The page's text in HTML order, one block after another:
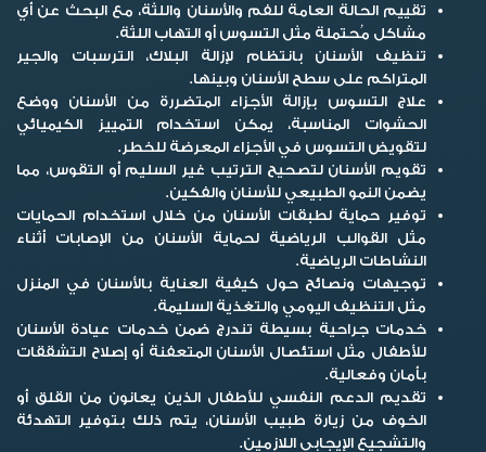
تقييم الحالة العامة للفم والأسنان واللثة، مع البحث عن أي
مشاكل مُحتملة مثل التسوس أو التهاب اللثة.
تنظيف الأسنان بانتظام لإزالة البلاك، الترسبات والجير
المتراكم على سطح الأسنان وبينها.
علاج التسوس بإزالة الأجزاء المتضررة من الأسنان ووضع
الحشوات المناسبة، يمكن استخدام التمييز الكيميائي
لتقويض التسوس في الأجزاء المعرضة للخطر.
تقويم الأسنان لتصحيح الترتيب غير السليم أو التقوس، مما
يضمن النمو الطبيعي للأسنان والفكين.
توفير حماية لطبقات الأسنان من خلال استخدام الحمايات
مثل القوالب الرياضية لحماية الأسنان من الإصابات أثناء
النشاطات الرياضية.
توجيهات ونصائح حول كيفية العناية بالأسنان في المنزل
مثل التنظيف اليومي والتغذية السليمة.
خدمات جراحية بسيطة تندرج ضمن خدمات عيادة الأسنان
للأطفال مثل استئصال الأسنان المتعفنة أو إصلاح التشققات
بأمان وفعالية.
تقديم الدعم النفسي للأطفال الذين يعانون من القلق أو
الخوف من زيارة طبيب الأسنان، يتم ذلك بتوفير التهدئة
والتشجيع الإيجابي اللازمين.